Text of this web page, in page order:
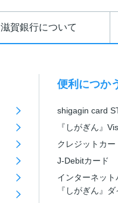
滋賀銀行について
便利につか
shigagin card
『しがぎん』
クレジットカー
J-Debitカード
インターネッ
『しがぎん』